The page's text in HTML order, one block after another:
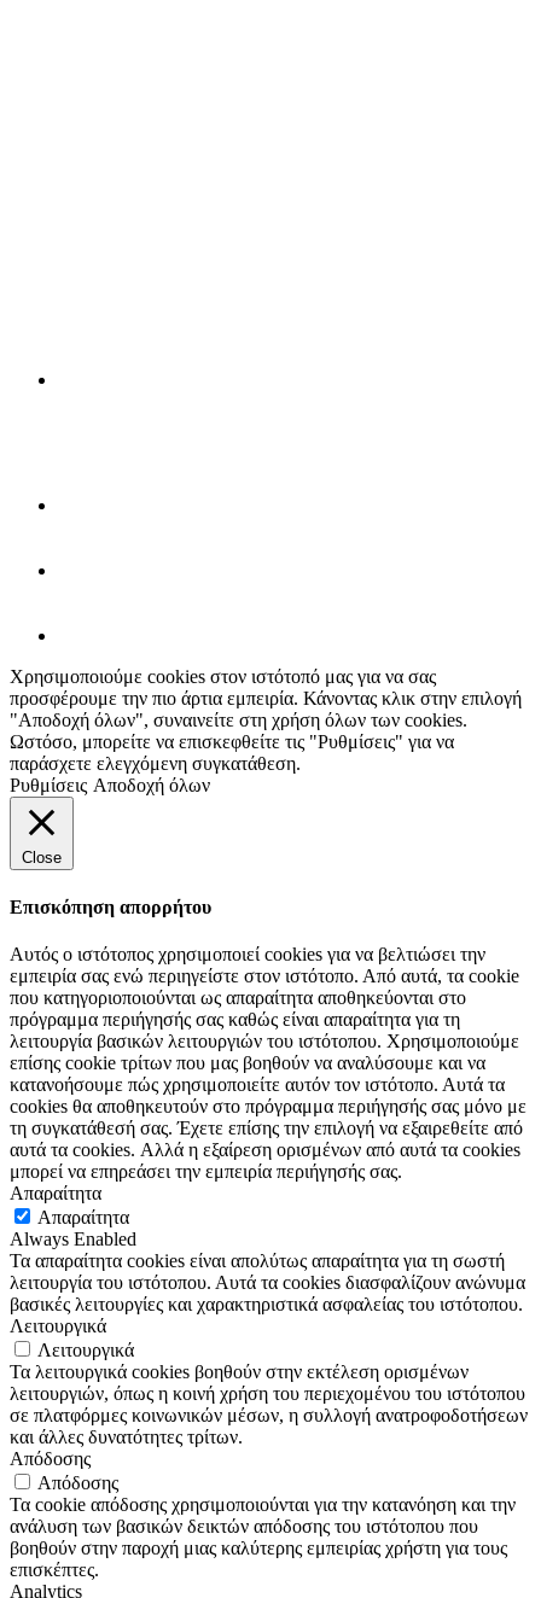
Χρησιμοποιούμε cookies στον ιστότοπό μας για να σας
προσφέρουμε την πιο άρτια εμπειρία. Κάνοντας κλικ στην επιλογή
"Αποδοχή όλων", συναινείτε στη χρήση όλων των cookies.
Ωστόσο, μπορείτε να επισκεφθείτε τις "Ρυθμίσεις" για να
παράσχετε ελεγχόμενη συγκατάθεση.
Ρυθμίσεις Αποδοχή όλων
Close
Επισκόπηση απορρήτου
Αυτός ο ιστότοπος χρησιμοποιεί cookies για να βελτιώσει την
εμπειρία σας ενώ περιηγείστε στον ιστότοπο. Από αυτά, τα cookie
που κατηγοριοποιούνται ως απαραίτητα αποθηκεύονται στο
πρόγραμμα περιήγησής σας καθώς είναι απαραίτητα για τη
λειτουργία βασικών λειτουργιών του ιστότοπου. Χρησιμοποιούμε
επίσης cookie τρίτων που μας βοηθούν να αναλύσουμε και να
κατανοήσουμε πώς χρησιμοποιείτε αυτόν τον ιστότοπο. Αυτά τα
cookies θα αποθηκευτούν στο πρόγραμμα περιήγησής σας μόνο με
τη συγκατάθεσή σας. Έχετε επίσης την επιλογή να εξαιρεθείτε από
αυτά τα cookies. Αλλά η εξαίρεση ορισμένων από αυτά τα cookies
μπορεί να επηρεάσει την εμπειρία περιήγησής σας.
Απαραίτητα
Απαραίτητα
Always Enabled
Τα απαραίτητα cookies είναι απολύτως απαραίτητα για τη σωστή
λειτουργία του ιστότοπου. Αυτά τα cookies διασφαλίζουν ανώνυμα
βασικές λειτουργίες και χαρακτηριστικά ασφαλείας του ιστότοπου.
Λειτουργικά
Λειτουργικά
Τα λειτουργικά cookies βοηθούν στην εκτέλεση ορισμένων
λειτουργιών, όπως η κοινή χρήση του περιεχομένου του ιστότοπου
σε πλατφόρμες κοινωνικών μέσων, η συλλογή ανατροφοδοτήσεων
και άλλες δυνατότητες τρίτων.
Απόδοσης
Απόδοσης
Τα cookie απόδοσης χρησιμοποιούνται για την κατανόηση και την
ανάλυση των βασικών δεικτών απόδοσης του ιστότοπου που
βοηθούν στην παροχή μιας καλύτερης εμπειρίας χρήστη για τους
επισκέπτες.
Analytics